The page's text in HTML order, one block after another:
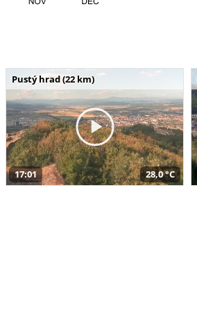
Pustý hrad (22 km)
17:01 28,0 °C